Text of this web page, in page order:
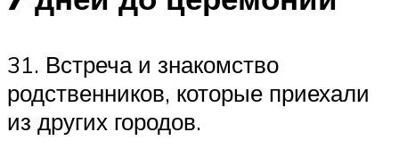
31. Встреча и знакомство
родственников, которые приехали
из других городов.